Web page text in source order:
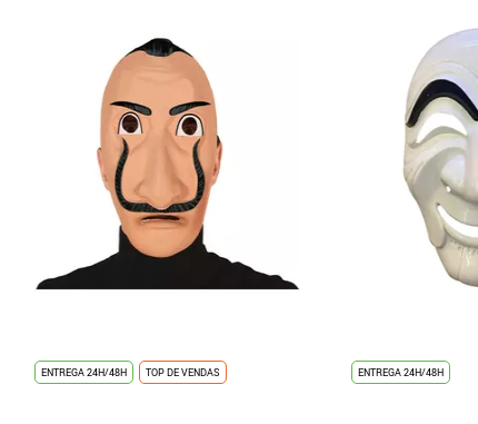
ENTREGA 24H/48H TOP DE VENDAS ENTREGA 24H/48H